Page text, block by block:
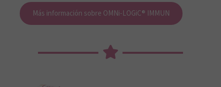
Más información sobre OMNi-LOGiC® IMMUN